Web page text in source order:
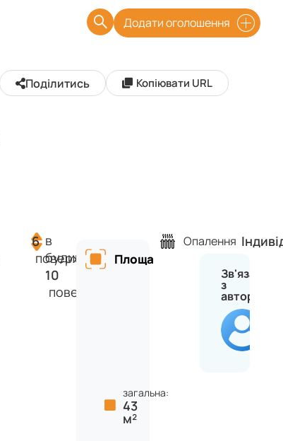
Додати оголошення
Поділитись Копіювати URL
6
поверх
в
будинку
10
поверхів
Площа
загальна:
43
м²
Опалення
Зв'язатися
з
автором